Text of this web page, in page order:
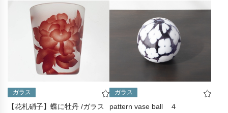
ガラス
【花札硝子】蝶に牡丹 /ガラス
ガラス
pattern vase ball ４